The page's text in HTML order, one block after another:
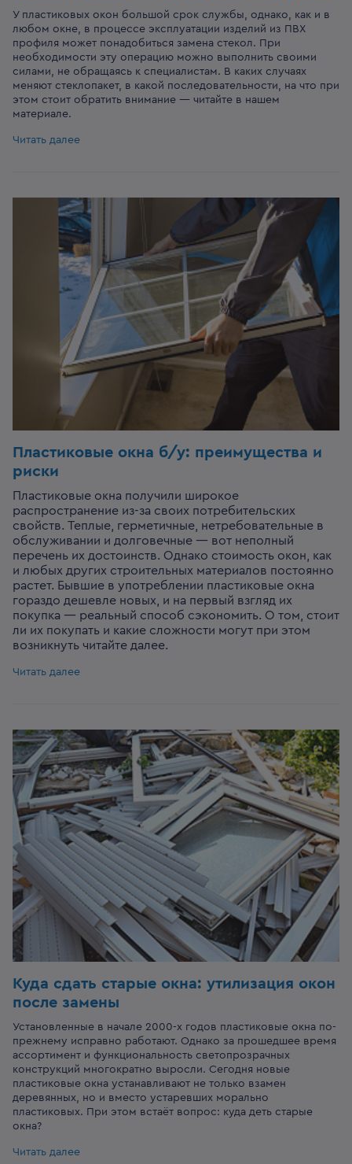
У пластиковых окон большой срок службы, однако, как и в
любом окне, в процессе эксплуатации изделий из ПВХ
профиля может понадобиться замена стекол. При
необходимости эту операцию можно выполнить своими
силами, не обращаясь к специалистам. В каких случаях
меняют стеклопакет, в какой последовательности, на что при
этом стоит обратить внимание — читайте в нашем
материале.
Читать далее
Пластиковые окна б/у: преимущества и
риски
Пластиковые окна получили широкое
распространение из-за своих потребительских
свойств. Теплые, герметичные, нетребовательные в
обслуживании и долговечные — вот неполный
перечень их достоинств. Однако стоимость окон, как
и любых других строительных материалов постоянно
растет. Бывшие в употреблении пластиковые окна
гораздо дешевле новых, и на первый взгляд их
покупка — реальный способ сэкономить. О том, стоит
ли их покупать и какие сложности могут при этом
возникнуть читайте далее.
Читать далее
Куда сдать старые окна: утилизация окон
после замены
Установленные в начале 2000-х годов пластиковые окна по-
прежнему исправно работают. Однако за прошедшее время
ассортимент и функциональность светопрозрачных
конструкций многократно выросли. Сегодня новые
пластиковые окна устанавливают не только взамен
деревянных, но и вместо устаревших морально
пластиковых. При этом встаёт вопрос: куда деть старые
окна?
Читать далее